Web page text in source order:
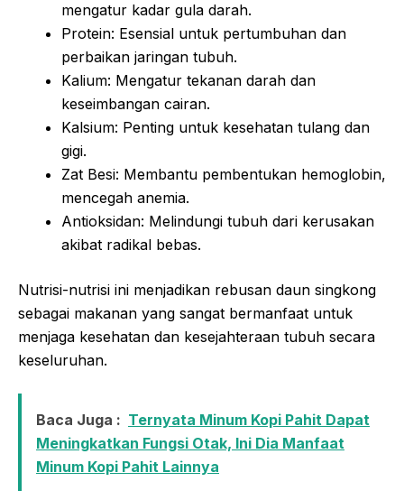
mengatur kadar gula darah.
Protein: Esensial untuk pertumbuhan dan
perbaikan jaringan tubuh.
Kalium: Mengatur tekanan darah dan
keseimbangan cairan.
Kalsium: Penting untuk kesehatan tulang dan
gigi.
Zat Besi: Membantu pembentukan hemoglobin,
mencegah anemia.
Antioksidan: Melindungi tubuh dari kerusakan
akibat radikal bebas.
Nutrisi-nutrisi ini menjadikan rebusan daun singkong
sebagai makanan yang sangat bermanfaat untuk
menjaga kesehatan dan kesejahteraan tubuh secara
keseluruhan.
Baca Juga : Ternyata Minum Kopi Pahit Dapat
Meningkatkan Fungsi Otak, Ini Dia Manfaat
Minum Kopi Pahit Lainnya